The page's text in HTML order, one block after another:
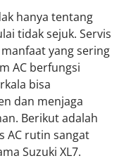
hanya tentang
tidak sejuk. Servis
yang sering
AC berfungsi
bisa
dan menjaga
Berikut adalah
AC rutin sangat
Suzuki XL7.